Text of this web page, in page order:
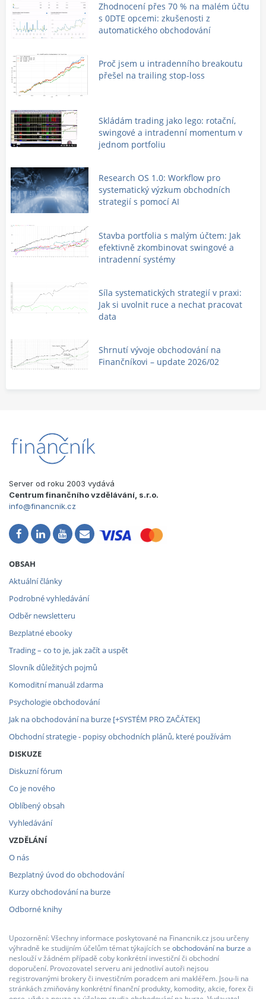
Zhodnocení přes 70 % na malém účtu
s 0DTE opcemi: zkušenosti z
automatického obchodování
Proč jsem u intradenního breakoutu
přešel na trailing stop-loss
Skládám trading jako lego: rotační,
swingové a intradenní momentum v
jednom portfoliu
Research OS 1.0: Workflow pro
systematický výzkum obchodních
strategií s pomocí AI
Stavba portfolia s malým účtem: Jak
efektivně zkombinovat swingové a
intradenní systémy
Síla systematických strategií v praxi:
Jak si uvolnit ruce a nechat pracovat
data
Shrnutí vývoje obchodování na
Finančníkovi – update 2026/02
Server od roku 2003 vydává
Centrum finančního vzdělávání, s.r.o.
info@financnik.cz
OBSAH
Aktuální články
Podrobné vyhledávání
Odběr newsletteru
Bezplatné ebooky
Trading – co to je, jak začít a uspět
Slovník důležitých pojmů
Komoditní manuál zdarma
Psychologie obchodování
Jak na obchodování na burze [+SYSTÉM PRO ZAČÁTEK]
Obchodní strategie - popisy obchodních plánů, které používám
DISKUZE
Diskuzní fórum
Co je nového
Oblíbený obsah
Vyhledávání
VZDĚLÁNÍ
O nás
Bezplatný úvod do obchodování
Kurzy obchodování na burze
Odborné knihy
Upozornění: Všechny informace poskytované na Financnik.cz jsou určeny
výhradně ke studijním účelům témat týkajících se obchodování na burze a
neslouží v žádném případě coby konkrétní investiční či obchodní
doporučení. Provozovatel serveru ani jednotliví autoři nejsou
registrovanými brokery či investičním poradcem ani makléřem. Jsou-li na
stránkách zmiňovány konkrétní finanční produkty, komodity, akcie, forex či